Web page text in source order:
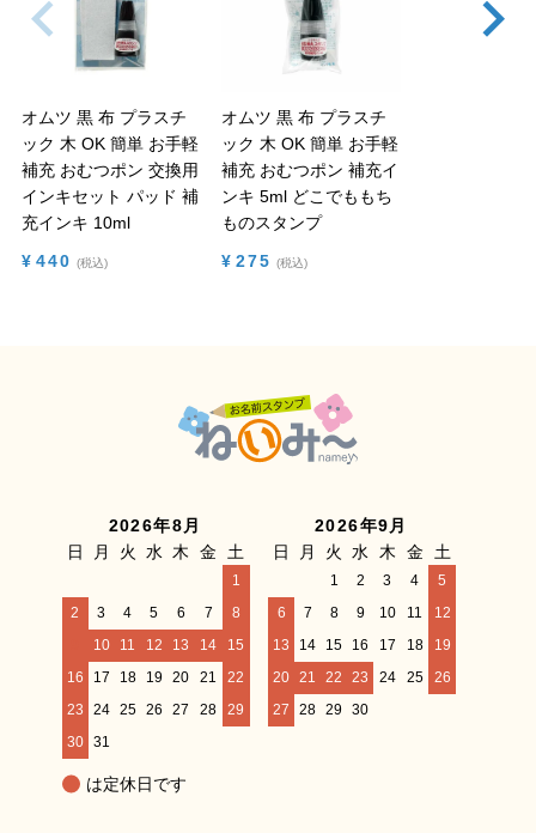
オムツ 黒 布 プラスチ
ック 木 OK 簡単 お手軽
補充 おむつポン 交換用
インキセット パッド 補
充インキ 10ml
¥ 440 税込
オムツ 黒 布 プラスチ
ック 木 OK 簡単 お手軽
補充 おむつポン 補充イ
ンキ 5ml どこでももち
ものスタンプ
¥ 275 税込
2026年8月
日
月 火 水 木 金 土
1
2
3 4 5 6 7
8
10 11 12 13 14
15
16
17 18 19 20 21
22
23
24 25 26 27 28
29
30
31
2026年9月
日
月 火 水 木 金 土
1 2 3 4
5
6
7 8 9 10 11
12
13
14 15 16 17 18
19
20 21 22 23 24 25
26
27
28 29 30
は定休日です